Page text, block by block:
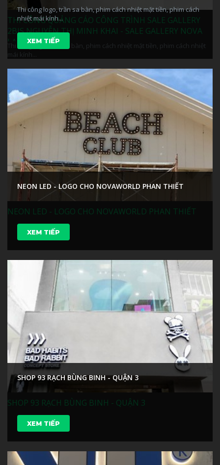
Thi công logo, trần sa bàn, phim cách nhiệt mặt tiền, phim cách
nhiệt mái kính...
XEM TIẾP
THI CÔNG QUẢNG CÁO CÔNG TRÌNH SALE GALLERY
2BIS NGUYỄN THỊ MINH KHAI - SALE GALLERY NOVA
LAND
Thi công logo, trần sa bàn, phim cách nhiệt mặt tiền, phim cách nhiệt
mái kính...
NEON LED - LOGO CHO NOVAWORLD PHAN THIẾT
XEM TIẾP
NEON LED - LOGO CHO NOVAWORLD PHAN THIẾT
SHOP 93 RẠCH BÙNG BINH - QUẬN 3
XEM TIẾP
SHOP 93 RẠCH BÙNG BINH - QUẬN 3